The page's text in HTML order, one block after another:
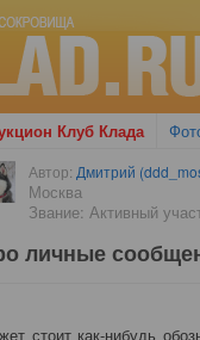
Клуб Клада
Автор: Дмитрий
Москва
Звание: Активный
личные
стоит как-нибудь